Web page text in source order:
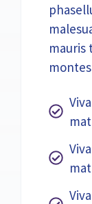
mauris